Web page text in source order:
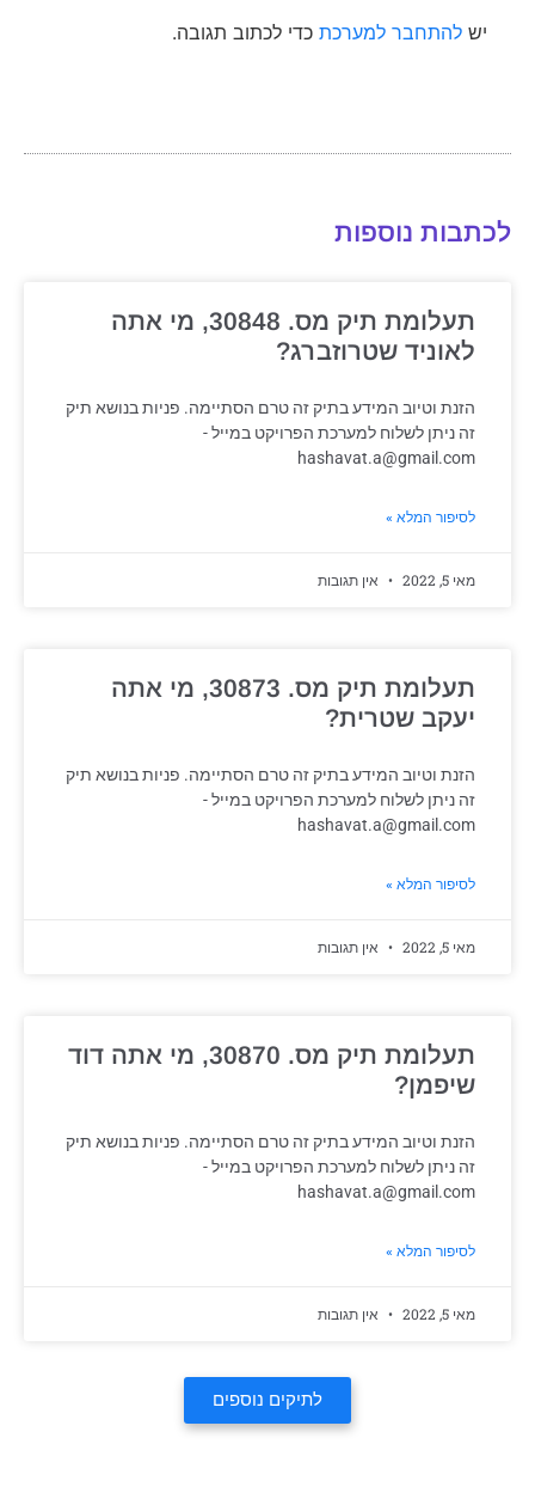
יש להתחבר למערכת כדי לכתוב תגובה.
לכתבות נוספות
תעלומת תיק מס. 30848, מי אתה
לאוניד שטרוזברג?
הזנת וטיוב המידע בתיק זה טרם הסתיימה. פניות בנושא תיק
זה ניתן לשלוח למערכת הפרויקט במייל -
hashavat.a@gmail.com
לסיפור המלא »
מאי 5, 2022 אין תגובות
תעלומת תיק מס. 30873, מי אתה
יעקב שטרית?
הזנת וטיוב המידע בתיק זה טרם הסתיימה. פניות בנושא תיק
זה ניתן לשלוח למערכת הפרויקט במייל -
hashavat.a@gmail.com
לסיפור המלא »
מאי 5, 2022 אין תגובות
תעלומת תיק מס. 30870, מי אתה דוד
שיפמן?
הזנת וטיוב המידע בתיק זה טרם הסתיימה. פניות בנושא תיק
זה ניתן לשלוח למערכת הפרויקט במייל -
hashavat.a@gmail.com
לסיפור המלא »
מאי 5, 2022 אין תגובות
לתיקים נוספים